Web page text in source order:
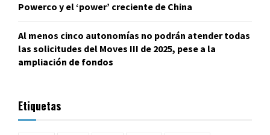
Powerco y el ‘power’ creciente de China
Al menos cinco autonomías no podrán atender todas
las solicitudes del Moves III de 2025, pese a la
ampliación de fondos
Etiquetas